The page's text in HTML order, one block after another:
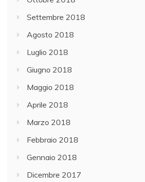
Settembre 2018
Agosto 2018
Luglio 2018
Giugno 2018
Maggio 2018
Aprile 2018
Marzo 2018
Febbraio 2018
Gennaio 2018
Dicembre 2017